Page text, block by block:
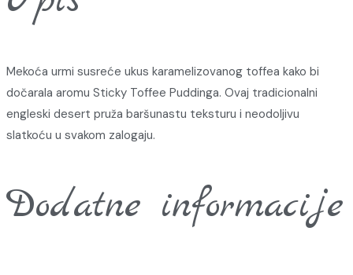
Mekoća urmi susreće ukus karamelizovanog toffea kako bi
dočarala aromu Sticky Toffee Puddinga. Ovaj tradicionalni
engleski desert pruža baršunastu teksturu i neodoljivu
slatkoću u svakom zalogaju.
Dodatne informacije